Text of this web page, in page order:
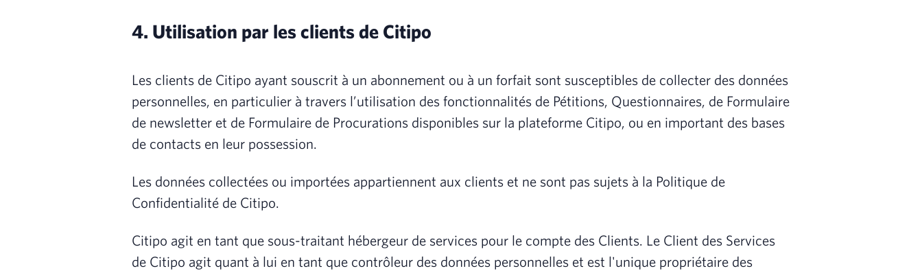
4. Utilisation par les clients de Citipo
Les clients de Citipo ayant souscrit à un abonnement ou à un forfait sont susceptibles de collecter des données
personnelles, en particulier à travers l’utilisation des fonctionnalités de Pétitions, Questionnaires, de Formulaire
de newsletter et de Formulaire de Procurations disponibles sur la plateforme Citipo, ou en important des bases
de contacts en leur possession.
Les données collectées ou importées appartiennent aux clients et ne sont pas sujets à la Politique de
Confidentialité de Citipo.
Citipo agit en tant que sous-traitant hébergeur de services pour le compte des Clients. Le Client des Services
de Citipo agit quant à lui en tant que contrôleur des données personnelles et est l'unique propriétaire des